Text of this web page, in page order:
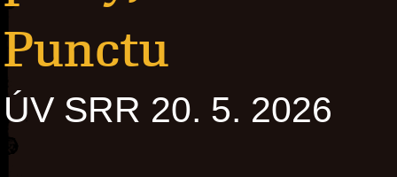
Punctu
ÚV SRR 20. 5. 2026